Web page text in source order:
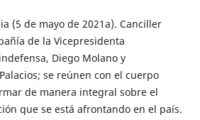
(5 de mayo de 2021a). Canciller
de la Vicepresidenta
Diego Molano y
se reúnen con el cuerpo
de manera integral sobre el
que se está afrontando en el país.